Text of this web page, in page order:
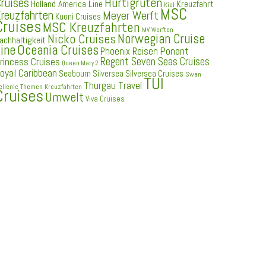
Holland America Line Kiel Kreuzfahrt
Kuoni Cruises Meyer Werft MSC
MSC Kreuzfahrten MV Werften
Nicko CruisesNorwegian Cruise
Oceania Cruises Phoenix Reisen Ponant
Cruises Queen Mary 2 Regent Seven Seas Cruises
Caribbean Seabourn Silversea Silversea Cruises Swan
Themen Kreuzfahrten Thurgau Travel TUI
Umwelt Viva Cruises